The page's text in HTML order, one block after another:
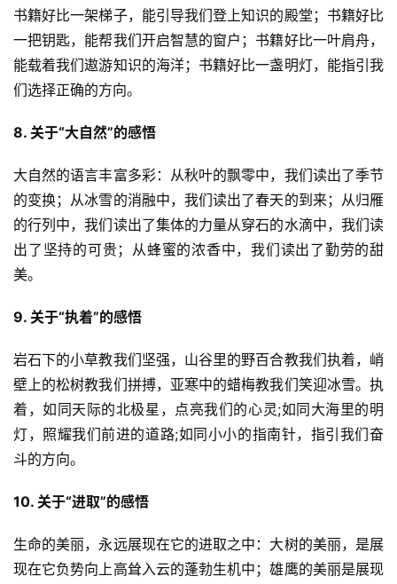
书籍好比一架梯子，能引导我们登上知识的殿堂；书籍好比
一把钥匙，能帮我们开启智慧的窗户；书籍好比一叶肩舟，
能载着我们遨游知识的海洋；书籍好比一盏明灯，能指引我
们选择正确的方向。
8. 关于“大自然”的感悟
大自然的语言丰富多彩：从秋叶的飘零中，我们读出了季节
的变换；从冰雪的消融中，我们读出了春天的到来；从归雁
的行列中，我们读出了集体的力量从穿石的水滴中，我们读
出了坚持的可贵；从蜂蜜的浓香中，我们读出了勤劳的甜
美。
9. 关于“执着”的感悟
岩石下的小草教我们坚强，山谷里的野百合教我们执着，峭
壁上的松树教我们拼搏，亚寒中的蜡梅教我们笑迎冰雪。执
着，如同天际的北极星，点亮我们的心灵;如同大海里的明
灯，照耀我们前进的道路;如同小小的指南针，指引我们奋
斗的方向。
10. 关于“进取”的感悟
生命的美丽，永远展现在它的进取之中：大树的美丽，是展
现在它负势向上高耸入云的蓬勃生机中；雄鹰的美丽是展现